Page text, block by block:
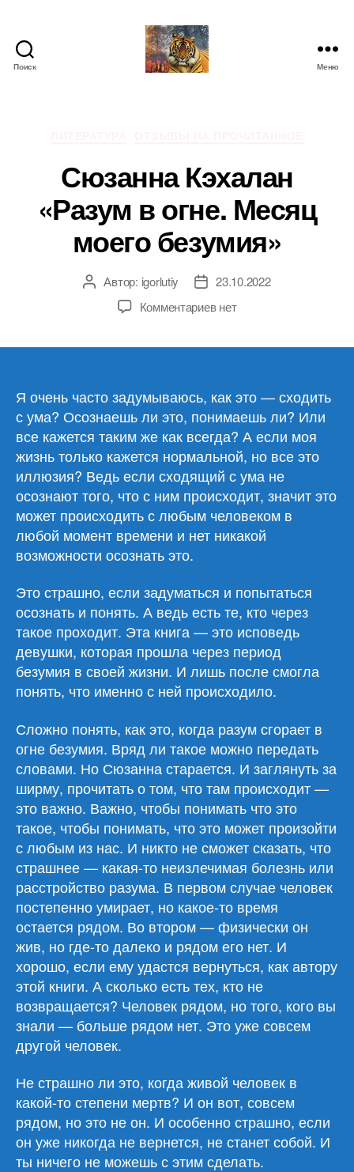
Поиск Меню
Сюзанна Кэхалан
«Разум в огне. Месяц
моего безумия»
Автор
записи
Автор: igorlutiy
Дата23.10.2022
Комментариевк
в
Месяц
моего
безумия»
нет
Я очень часто задумываюсь, как это — сходить
с ума? Осознаешь ли это, понимаешь ли? Или
все кажется таким же как всегда? А если моя
жизнь только кажется нормальной, но все это
иллюзия? Ведь если сходящий с ума не
осознают того, что с ним происходит, значит это
может происходить с любым человеком в
любой момент времени и нет никакой
возможности осознать это.
Это страшно, если задуматься и попытаться
осознать и понять. А ведь есть те, кто через
такое проходит. Эта книга — это исповедь
девушки, которая прошла через период
безумия в своей жизни. И лишь после смогла
понять, что именно с ней происходило.
Сложно понять, как это, когда разум сгорает в
огне безумия. Вряд ли такое можно передать
словами. Но Сюзанна старается. И заглянуть за
ширму, прочитать о том, что там происходит —
это важно. Важно, чтобы понимать что это
такое, чтобы понимать, что это может произойти
с любым из нас. И никто не сможет сказать, что
страшнее — какая-то неизлечимая болезнь или
расстройство разума. В первом случае человек
постепенно умирает, но какое-то время
остается рядом. Во втором — физически он
жив, но где-то далеко и рядом его нет. И
хорошо, если ему удастся вернуться, как автору
этой книги. А сколько есть тех, кто не
возвращается? Человек рядом, но того, кого вы
знали — больше рядом нет. Это уже совсем
другой человек.
Не страшно ли это, когда живой человек в
какой-то степени мертв? И он вот, совсем
рядом, но это не он. И особенно страшно, если
он уже никогда не вернется, не станет собой. И
ты ничего не можешь с этим сделать.